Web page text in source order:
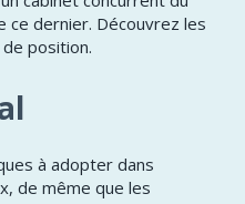
ce dernier. Découvrez les
position.
à adopter dans
de même que les